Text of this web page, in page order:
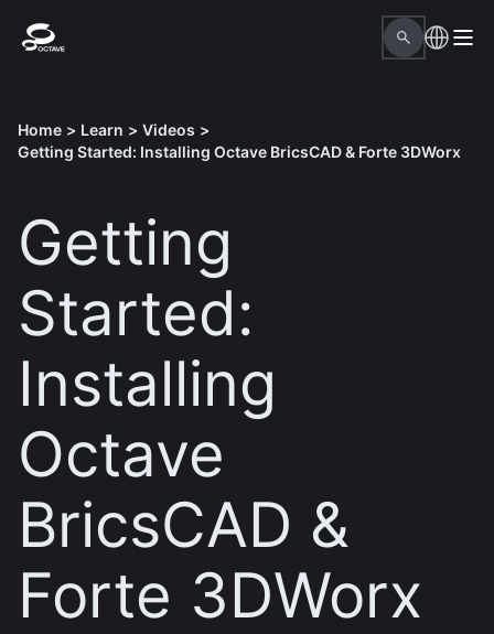
Home > Learn > Videos >
Getting Started: Installing Octave BricsCAD & Forte 3DWorx
Getting
Started:
Installing
Octave
BricsCAD &
Forte 3DWorx